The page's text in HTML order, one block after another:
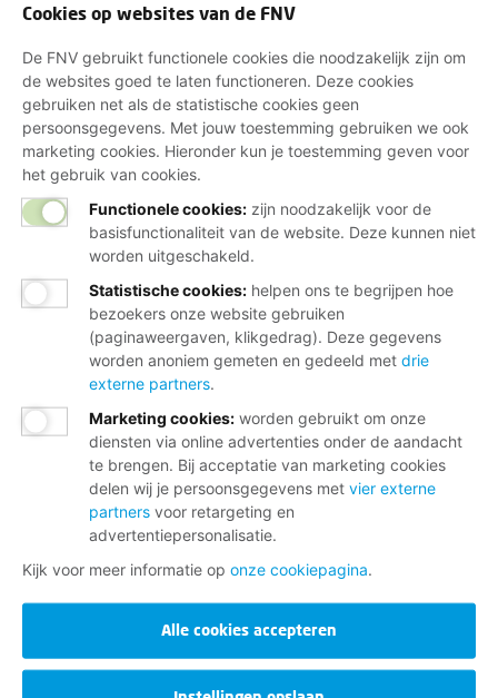
Cookies op websites van de FNV
De FNV gebruikt functionele cookies die noodzakelijk zijn om
de websites goed te laten functioneren. Deze cookies
gebruiken net als de statistische cookies geen
persoonsgegevens. Met jouw toestemming gebruiken we ook
marketing cookies. Hieronder kun je toestemming geven voor
het gebruik van cookies.
Functionele cookies: zijn noodzakelijk voor de
basisfunctionaliteit van de website. Deze kunnen niet
worden uitgeschakeld.
Statistische cookies: helpen ons te begrijpen hoe
bezoekers onze website gebruiken
(paginaweergaven, klikgedrag). Deze gegevens
worden anoniem gemeten en gedeeld met drie
externe partners.
Marketing cookies: worden gebruikt om onze
diensten via online advertenties onder de aandacht
te brengen. Bij acceptatie van marketing cookies
delen wij je persoonsgegevens met vier externe
partners voor retargeting en
advertentiepersonalisatie.
Kijk voor meer informatie op onze cookiepagina.
Alle cookies accepteren